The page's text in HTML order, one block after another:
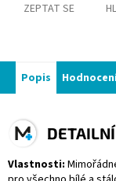
ZEPTAT SE
Popis
Vlastnosti: